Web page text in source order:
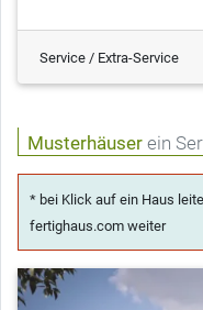
Service / Extra-Service
Musterhäuser ein
* bei Klick auf ein Haus
fertighaus.com weiter